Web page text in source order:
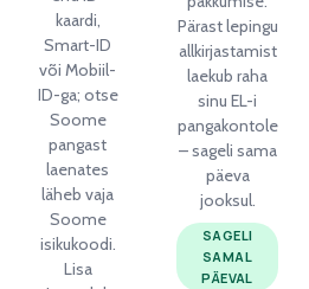
kaardi,
Smart-ID
või Mobiil-
ID-ga; otse
Soome
pangast
laenates
läheb vaja
Soome
isikukoodi.
Lisa
Pärast lepingu
allkirjastamist
laekub raha
sinu EL-i
pangakontole
– sageli sama
päeva
jooksul.
SAGELI
SAMAL
PÄEVAL